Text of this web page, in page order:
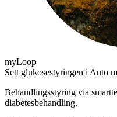
myLoop
Sett glukosestyringen i Auto
Behandlingsstyring via
diabetesbehandling.